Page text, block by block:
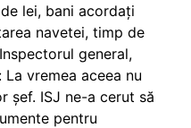
lei, bani acordați
navetei, timp de
general,
La vremea aceea nu
șef. ISJ ne-a cerut să
pentru